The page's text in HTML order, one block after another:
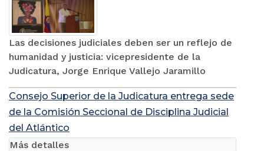
Las decisiones judiciales deben ser un reflejo de
humanidad y justicia: vicepresidente de la
Judicatura, Jorge Enrique Vallejo Jaramillo
Consejo Superior de la Judicatura entrega sede
de la Comisión Seccional de Disciplina Judicial
del Atlántico
Más detalles